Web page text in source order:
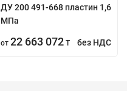
ДУ 200 491-668 пластин 1,6
МПа
от 22 663 072 T без НДС